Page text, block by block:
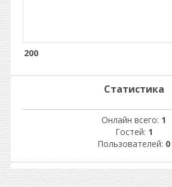
200
Статистика
Онлайн всего: 1
Гостей: 1
Пользователей: 0